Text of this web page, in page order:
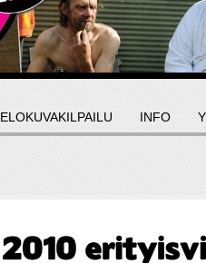
ELOKUVAKILPAILU INFO